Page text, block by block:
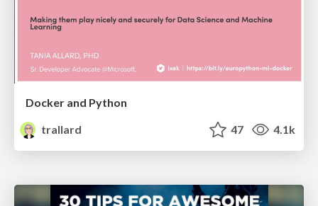
Docker and Python
trallard
47 4.1k